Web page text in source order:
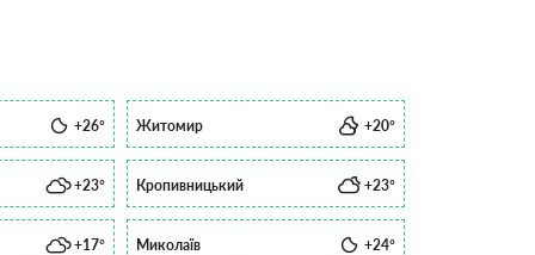
+26° Житомир +20°
+23° Кропивницький +23°
+17° Миколаїв +24°